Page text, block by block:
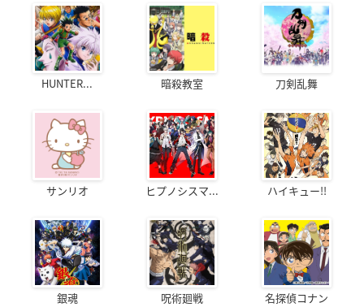
HUNTER... 暗殺教室 刀剣乱舞
サンリオ ヒプノシスマ... ハイキュー!!
銀魂 呪術廻戦 名探偵コナン